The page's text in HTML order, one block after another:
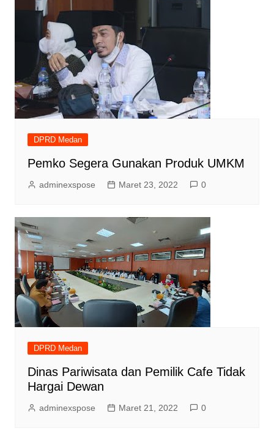
DPRD Medan
Pemko Segera Gunakan Produk UMKM
adminexspose Maret 23, 2022 0
DPRD Medan
Dinas Pariwisata dan Pemilik Cafe Tidak
Hargai Dewan
adminexspose Maret 21, 2022 0